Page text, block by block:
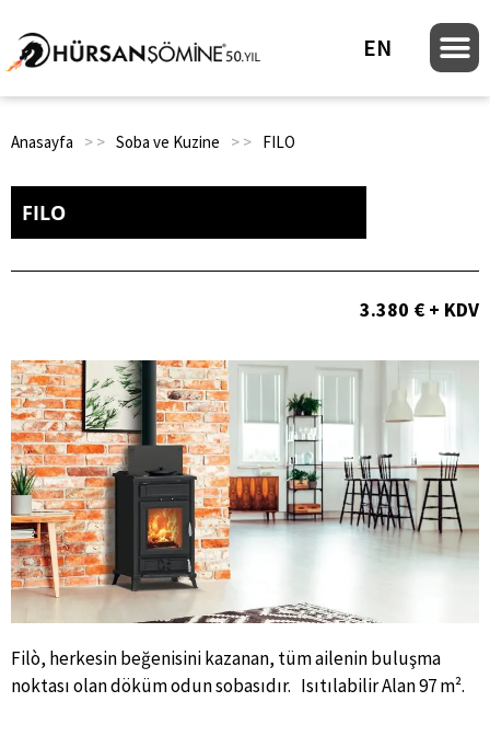
EN
Anasayfa > > Soba ve Kuzine > > FILO
FILO
3.380 € + KDV
Filò, herkesin beğenisini kazanan, tüm ailenin buluşma
noktası olan döküm odun sobasıdır. Isıtılabilir Alan 97 m².